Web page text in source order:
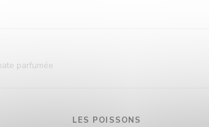
parfumée
LES POISSONS